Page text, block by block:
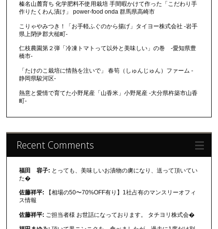
榛名山麓育ち 化学肥料不使用栽培 手間暇かけて作った「こだわり手
作りたくわん漬け」 power-food onda 群馬県高崎市
こりゃやみつき！「お手軽ふぐのから揚げ」タイヨー株式会社 -岩手
県上閉伊郡大槌町-
仁枝農園第２弾「冷凍トマトって以外と美味しい」の巻 -愛知県豊
橋市-
「たけのこ栽培に情熱を注いで」 春筍（しゅんじゅん）ファーム -
静岡県駿河区-
熱意と愛情で育てた小野尾産「山香米」小野尾産 -大分県杵築市山香
町-
Recent Comments
福田 容子: とっても、美味しいお漬物の虜になり、送って頂いてい
た�
佐藤祥平:
【相場の50〜70%OFF有り】1社占有のマンスリーオフィ
ス情報
佐藤祥平: ご担当者様 お世話になっております。 タチヨリ株式会�